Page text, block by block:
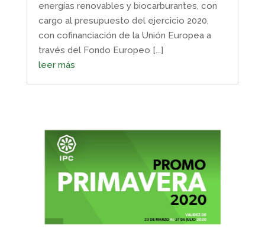
energías renovables y biocarburantes, con
cargo al presupuesto del ejercicio 2020,
con cofinanciación de la Unión Europea a
través del Fondo Europeo [...]
leer más